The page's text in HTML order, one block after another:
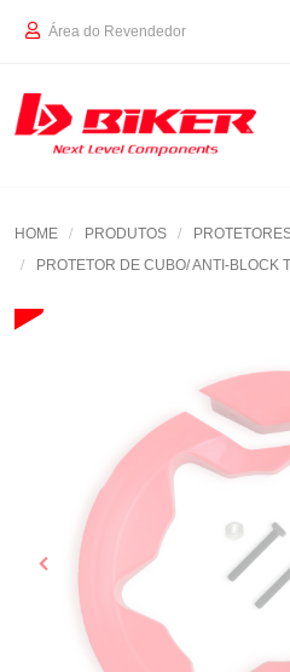
Área do Revendedor
HOME PRODUTOS
PROTETOR DE CUBO/ ANTI-BLOCK